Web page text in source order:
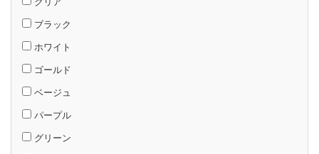
ブラック
ホワイト
ゴールド
ベージュ
パープル
グリーン